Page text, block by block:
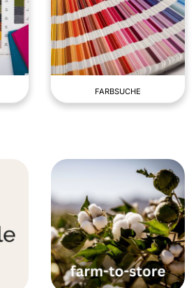
FARBSUCHE